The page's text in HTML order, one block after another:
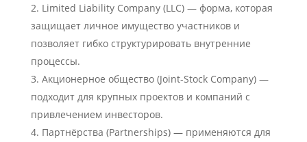
Limited Liability Company (LLC) — форма, которая
защищает личное имущество участников и
позволяет гибко структурировать внутренние
процессы.
Акционерное общество (Joint-Stock Company) —
подходит для крупных проектов и компаний с
привлечением инвесторов.
Партнёрства (Partnerships) — применяются для